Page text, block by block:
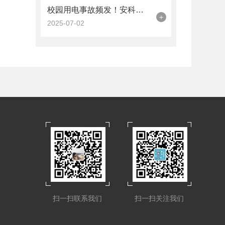
校园用电事故频发！安科瑞智慧用电平台为学校筑起安全防线
2025-07-02
+
扫一扫关注我们
扫一扫联系我们